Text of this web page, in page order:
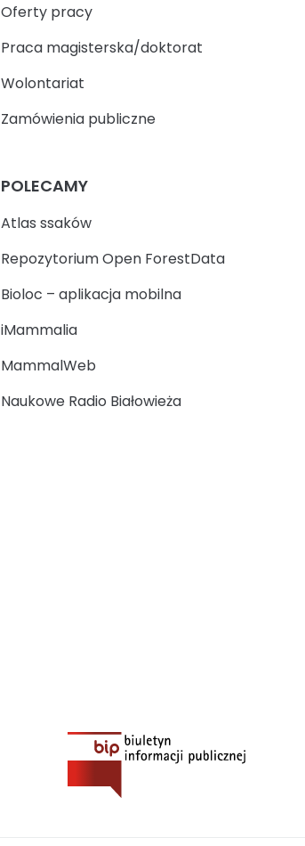
Oferty pracy
Praca magisterska/doktorat
Wolontariat
Zamówienia publiczne
POLECAMY
Atlas ssaków
Repozytorium Open ForestData
Bioloc – aplikacja mobilna
iMammalia
MammalWeb
Naukowe Radio Białowieża